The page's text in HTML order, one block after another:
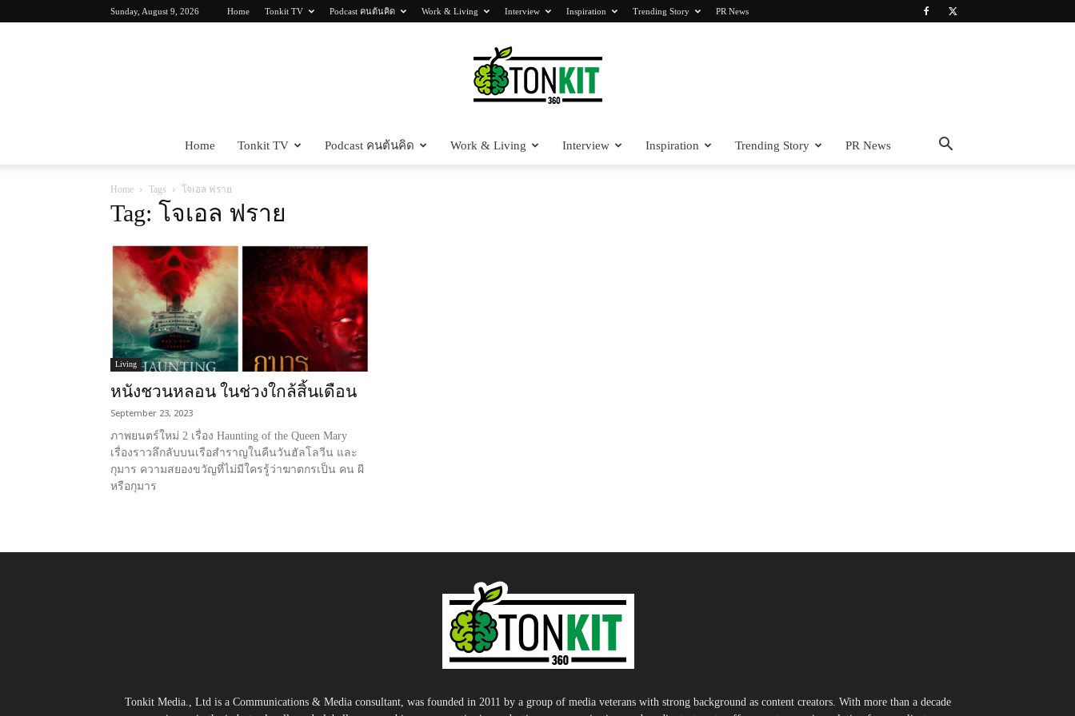
Sunday, August 9, 2026 Home Tonkit TV Podcast คนต้นคิด Work & Living Interview Inspiration Trending Story PR News
Home Tonkit TV Podcast คนต้นคิด Work & Living Interview Inspiration Trending Story PR News
Home Tags โจเอล ฟราย
Tag: โจเอล ฟราย
Living
หนังชวนหลอน ในช่วงใกล้สิ้นเดือน
September 23, 2023
ภาพยนตร์ใหม่ 2 เรื่อง Haunting of the Queen Mary
เรื่องราวลึกลับบนเรือสำราญในคืนวันฮัลโลวีน และ
กุมาร ความสยองขวัญที่ไม่มีใครรู้ว่าฆาตกรเป็น คน ผี
หรือกุมาร
Tonkit Media., Ltd is a Communications & Media consultant, was founded in 2011 by a group of media veterans with strong background as content creators. With more than a decade